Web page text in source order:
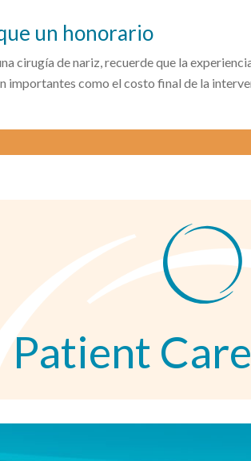
un honorario
cirugía de nariz, recuerde que la
importantes como el costo final de la
Patient